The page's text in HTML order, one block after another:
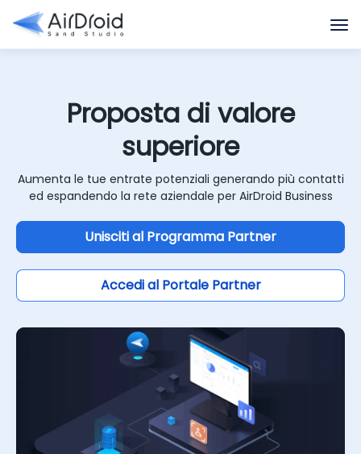
Proposta di valore
superiore
Aumenta le tue entrate potenziali generando più contatti
ed espandendo la rete aziendale per AirDroid Business
Unisciti al Programma Partner
Accedi al Portale Partner